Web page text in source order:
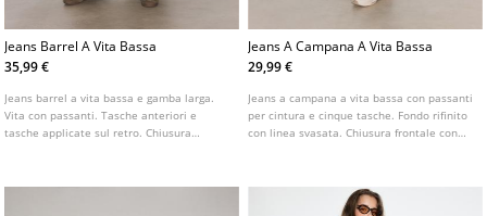
Jeans Barrel A Vita Bassa
35,99 €
Jeans barrel a vita bassa e gamba larga.
Vita con passanti. Tasche anteriori e
tasche applicate sul retro. Chiusura
Jeans A Campana A Vita Bassa
29,99 €
Jeans a campana a vita bassa con passanti
per cintura e cinque tasche. Fondo rifinito
con linea svasata. Chiusura frontale con